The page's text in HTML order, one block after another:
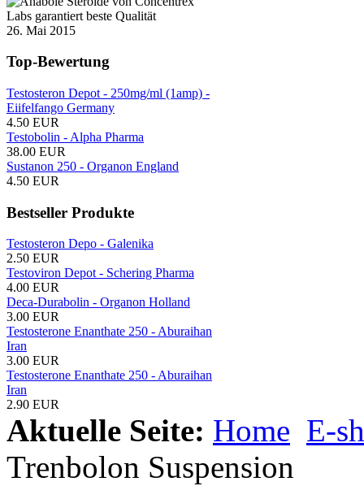
26. Mai 2015
Top-Bewertung
Testosteron Depot - 250mg/ml (1amp) -
Eiifelfango Germany
4.50 EUR
Testobolin - Alpha Pharma
38.00 EUR
Sustanon 250 - Organon England
4.50 EUR
Bestseller Produkte
Testosteron Depo - Galenika
2.50 EUR
Testoviron Depot - Schering Pharma
4.00 EUR
Deca-Durabolin - Organon Holland
3.00 EUR
Testosterone Enanthate 250 - Aburaihan
Iran
3.00 EUR
Testosterone Enanthate 250 - Aburaihan
Iran
2.90 EUR
Aktuelle Seite: Home E-
Trenbolon Suspension